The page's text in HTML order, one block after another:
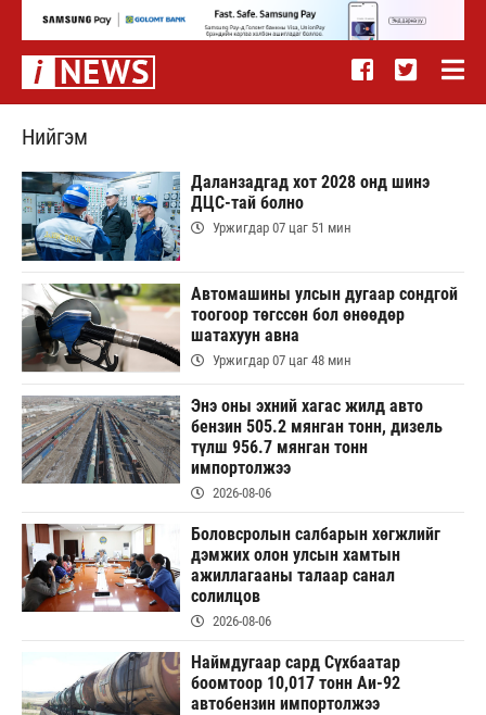
Нийгэм
Даланзадгад хот 2028 онд шинэ
ДЦС-тай болно
Уржигдар 07 цаг 51 мин
Автомашины улсын дугаар сондгой
тоогоор төгссөн бол өнөөдөр
шатахуун авна
Уржигдар 07 цаг 48 мин
Энэ оны эхний хагас жилд авто
бензин 505.2 мянган тонн, дизель
түлш 956.7 мянган тонн
импортолжээ
2026-08-06
Боловсролын салбарын хөгжлийг
дэмжих олон улсын хамтын
ажиллагааны талаар санал
солилцов
2026-08-06
Наймдугаар сард Сүхбаатар
боомтоор 10,017 тонн Аи-92
автобензин импортолжээ